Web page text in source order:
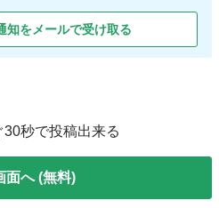
知をメールで受け取る
秒で投稿出来る
面へ (無料)